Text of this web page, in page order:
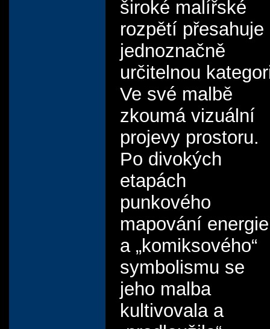
široké malířské
rozpětí přesahuje
jednoznačně
určitelnou
Ve své malbě
zkoumá vizuální
projevy prostoru.
Po divokých
etapách
punkového
mapování energie
a „komiksového“
symbolismu se
jeho malba
kultivovala a